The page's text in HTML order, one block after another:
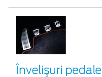
Învelişuri